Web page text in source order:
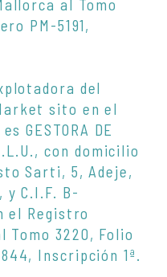
al Tomo
PM-5191,
del
sito en el
esGESTORA DE
, con domicilio
Sarti, 5, Adeje,
y C.I.F. B-
el Registro
Tomo 3220, Folio
Inscripción 1ª.